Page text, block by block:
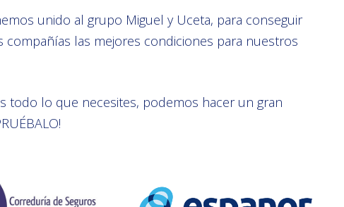
unido al grupo Miguel y Uceta, para conseguir
compañías las mejores condiciones para nuestros
todo lo que necesites, podemos hacer un gran